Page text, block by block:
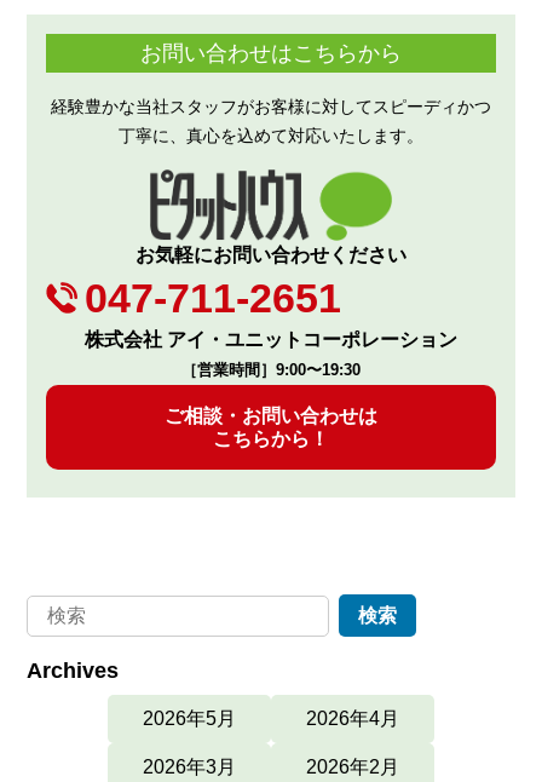
お問い合わせはこちらから
経験豊かな当社スタッフがお客様に対してスピーディかつ
丁寧に、真心を込めて対応いたします。
お気軽にお問い合わせください
047-711-2651
株式会社 アイ・ユニットコーポレーション
［営業時間］9:00〜19:30
ご相談・お問い合わせは
こちらから！
Archives
2026年5月 2026年4月
2026年3月 2026年2月